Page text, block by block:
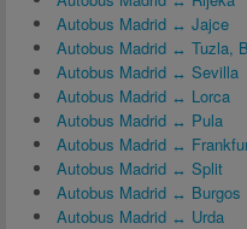
Autobus Madrid ↔ Jajce
Autobus Madrid ↔ Tuzla,
Autobus Madrid ↔ Sevilla
Autobus Madrid ↔ Lorca
Autobus Madrid ↔ Pula
Autobus Madrid ↔
Autobus Madrid ↔ Split
Autobus Madrid ↔ Burgos
Autobus Madrid ↔ Urda